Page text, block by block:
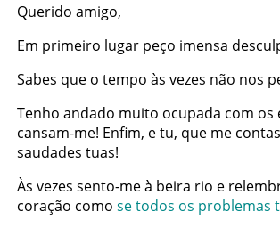
Querido amigo,
Em primeiro lugar peço imensa
Sabes que o tempo às vezes não nos
Tenho andado muito ocupada com os
cansam-me! Enfim, etu, que me contas
saudades tuas!
Às vezes sento-meà beira rio e
coração como setodos os problemas